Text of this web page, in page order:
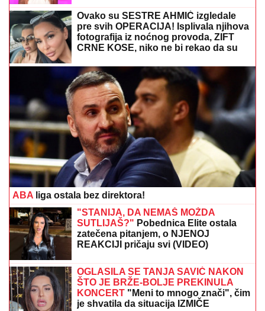
PONOVO ZGROZIO SVET!Novi skandal Đanija
Infantina
"NJU TREBA LEČITI"Marija Kulić se
oglasila nakon pomirenja Miljane i
Zole: Pokazala kakve poruke dobija i
otkrila sve o njihovom odnosu
IZA NETANJAHUA STOJI PORODICA?
Bivši Bibijev saradnik izneo šokantne
tvrdnje
FOLK PEVAČICA POSETILA RODNO MESTO NA
KOSOVUPokazala kuću u kojoj je odrasla, a malo ko
zna da je pre estrade radila kao NASTAVNICA: "Svaki
put plačem" (VIDEO)